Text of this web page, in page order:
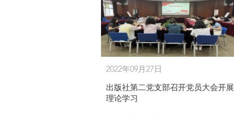
2022年09月27日
出版社第二党支部召开党员大会开展
理论学习